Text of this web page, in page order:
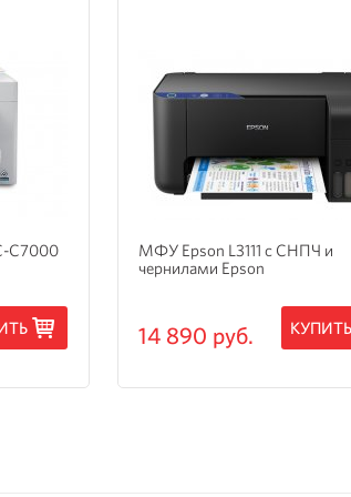
C7000
МФУ Epson L3111 с СНПЧ и
чернилами Epson
14 890 руб. КУПИТЬ